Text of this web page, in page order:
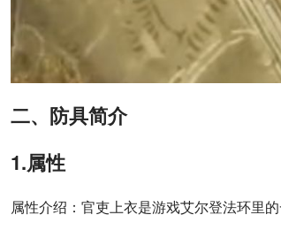
二、防具简介
1.属性
属性介绍：官吏上衣是游戏艾尔登法环里